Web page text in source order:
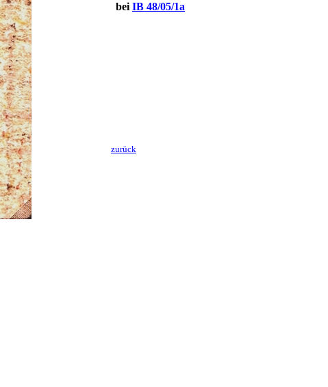
bei IB 48/05/1a
zurück